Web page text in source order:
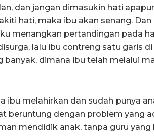
dan jangan dimasukin hati
hati, maka ibu akan senang.
menangkan pertandingan pada
lalu ibu contreng satu garis
banyak, dimana ibu telah melalui
ibu melahirkan dan sudah punya
beruntung dengan problem yang
mendidik anak, tanpa guru yang